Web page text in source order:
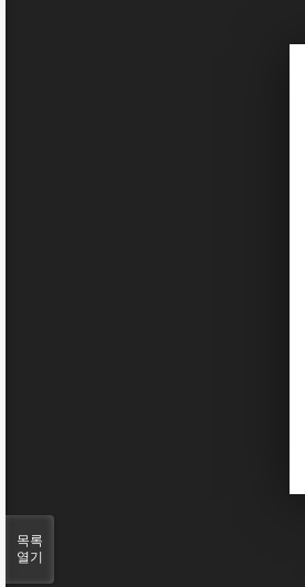
목록
열기
Sketchbook5, 스
Sketchbook5, 스